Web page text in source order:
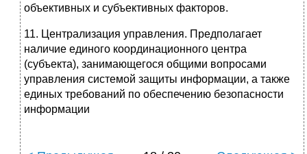
объективных и субъективных факторов.
11. Централизация управления. Предполагает
наличие единого координационного центра
(субъекта), занимающегося общими вопросами
управления системой защиты информации, а также
единых требований по обеспечению безопасности
информации